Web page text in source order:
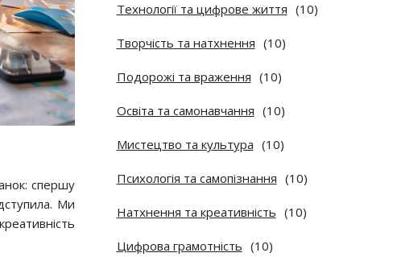
спершу
Ми
Технології та цифрове життя (10)
Творчість та натхнення (10)
Подорожі та враження (10)
Освіта та самонавчання (10)
Мистецтво та культура (10)
Психологія та самопізнання (10)
Натхнення та креативність (10)
Цифрова грамотність (10)